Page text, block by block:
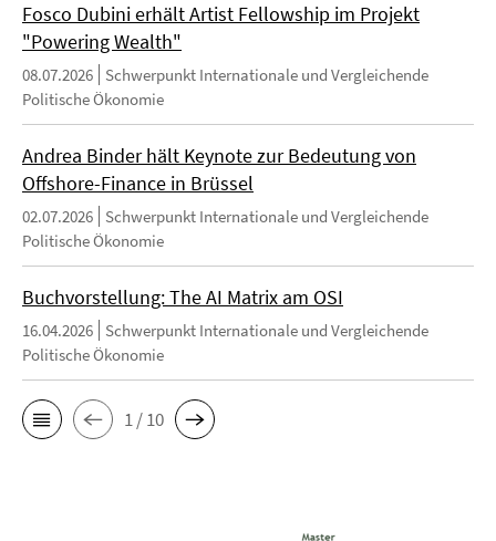
Fosco Dubini erhält Artist Fellowship im Projekt
"Powering Wealth"
08.07.2026
Schwerpunkt Internationale und Vergleichende
Politische Ökonomie
Andrea Binder hält Keynote zur Bedeutung von
Offshore-Finance in Brüssel
02.07.2026
Schwerpunkt Internationale und Vergleichende
Politische Ökonomie
Buchvorstellung: The AI Matrix am OSI
16.04.2026
Schwerpunkt Internationale und Vergleichende
Politische Ökonomie
1 / 10